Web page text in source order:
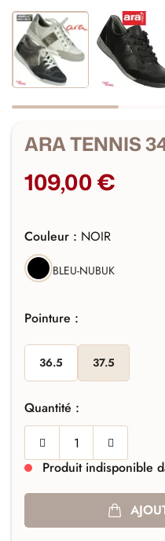
ARA TENNIS
109,00 €
Couleur : NOIR
NOIR
BLEU-NUBUK
Pointure :
36.5 37.5
Quantité :
Produit indisponible